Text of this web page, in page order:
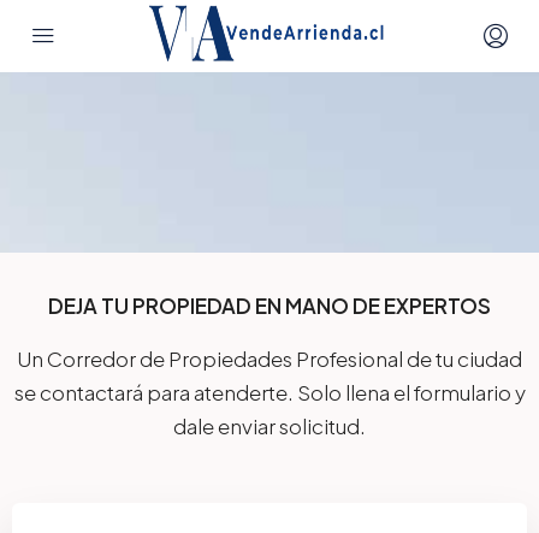
DEJA TU PROPIEDAD EN MANO DE EXPERTOS
Un Corredor de Propiedades Profesional de tu ciudad
se contactará para atenderte. Solo llena el formulario y
dale enviar solicitud.